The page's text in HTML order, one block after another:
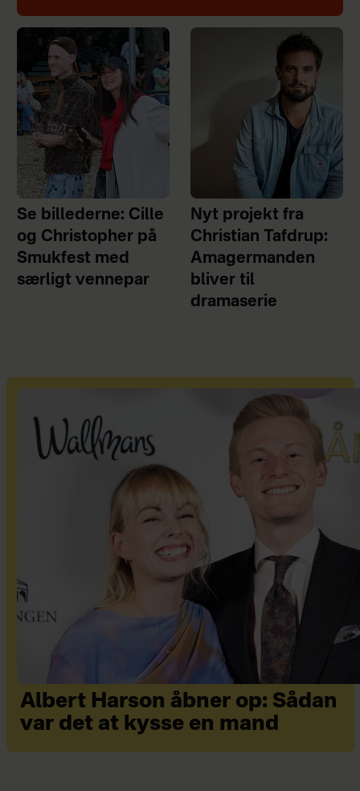
Se billederne: Cille
og Christopher på
Smukfest med
særligt vennepar
Nyt projekt fra
Christian Tafdrup:
Amagermanden
bliver til
dramaserie
Albert Harson åbner op: Sådan
var det at kysse en mand